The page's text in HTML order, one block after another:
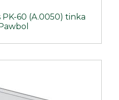
60 (A.0050) tinka